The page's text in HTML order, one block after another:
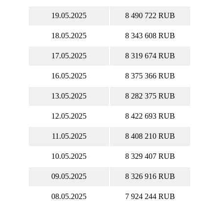
19.05.2025 8 490 722 RUB
18.05.2025 8 343 608 RUB
17.05.2025 8 319 674 RUB
16.05.2025 8 375 366 RUB
13.05.2025 8 282 375 RUB
12.05.2025 8 422 693 RUB
11.05.2025 8 408 210 RUB
10.05.2025 8 329 407 RUB
09.05.2025 8 326 916 RUB
08.05.2025 7 924 244 RUB